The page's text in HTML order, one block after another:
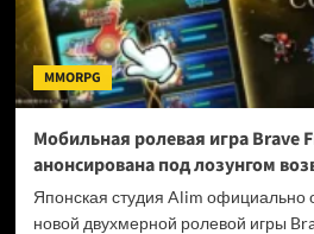
Sea
of
Thieves
под
ударом
MMORPG
Мобильная ролевая игра Brave
анонсирована под лозунгом
Японская студия Alim официально
новой двухмерной ролевой игры